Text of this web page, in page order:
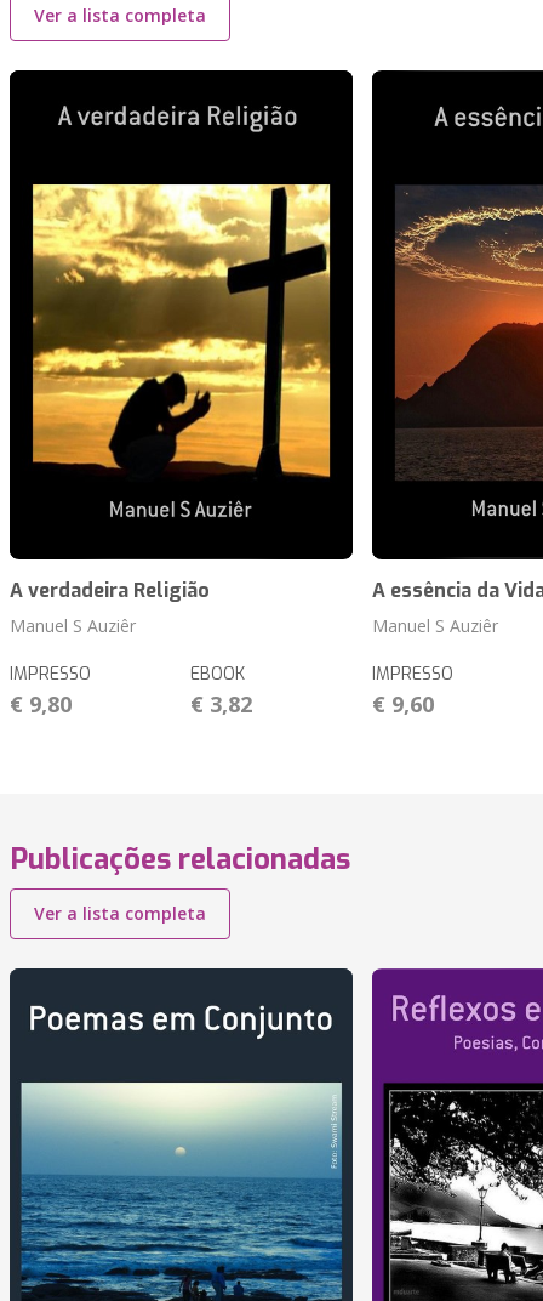
Ver a lista completa
A verdadeira Religião
Manuel S Auziêr
IMPRESSO
€ 9,80
EBOOK
€ 3,82
A essência da
Manuel S Auziêr
IMPRESSO
€ 9,60
Publicações relacionadas
Ver a lista completa